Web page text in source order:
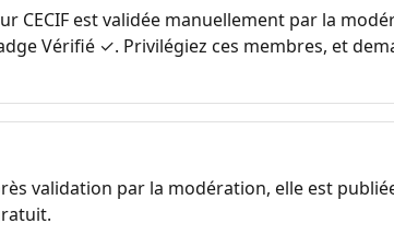
CECIF est validée manuellement par la
Vérifié ✓. Privilégiez ces membres, et
validation par la modération, elle est